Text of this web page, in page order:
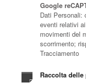
Google
Dati
eventi relativi
movimenti del
scorrimento;
Tracciamento
Raccolta